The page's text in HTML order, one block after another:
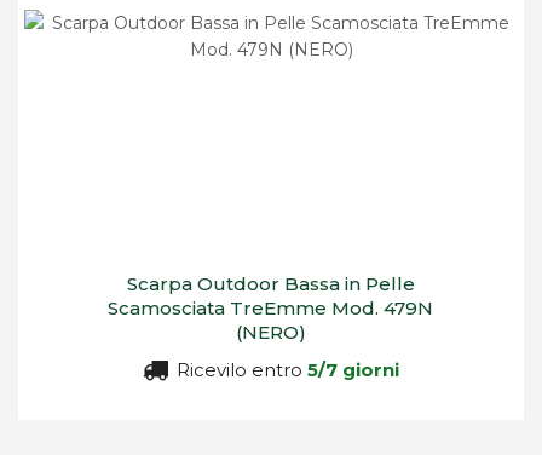
Scarpa Outdoor Bassa in Pelle
Scamosciata TreEmme Mod. 479N
(NERO)
Ricevilo entro 5/7 giorni